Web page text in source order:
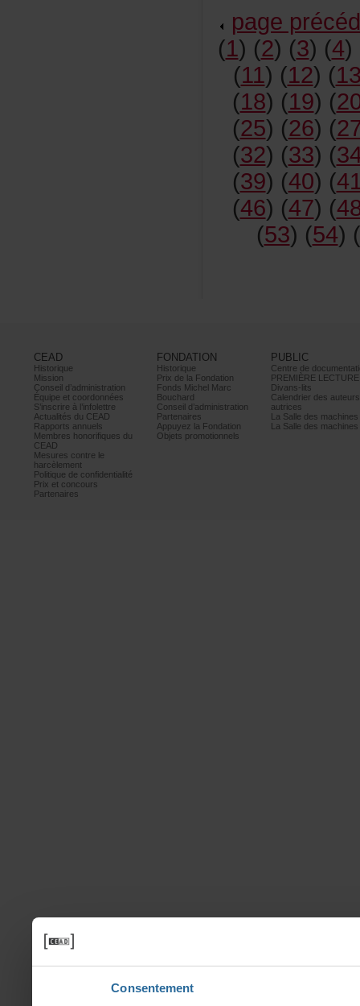
Consentement
(1)(2)(3)(4
(11)(12)(
(18)(19)(
(25)(26)(
(32)(33)(
(39)(40)(
(46)(47)(
(53)(54)(
CEAD
Historique
Mission
Conseild’administration
Équipeetcoordonnées
S’inscrireàl’infolettre
ActualitésduCEAD
Rapportsannuels
Membreshonorifiquesdu
CEAD
Mesurescontrele
harcèlement
Politiquedeconfidentialité
Prixetconcours
Partenaires
FONDATION
Historique
PrixdelaFondation
FondsMichelMarc
Bouchard
Conseild’administration
Partenaires
AppuyezlaFondation
Objetspromotionnels
PUBLIC
PREMIÈRELECTURE
Divans-lits
autrices